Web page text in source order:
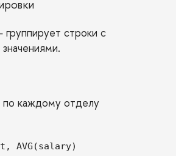
строки с
по каждому отделу
AVG(salary)